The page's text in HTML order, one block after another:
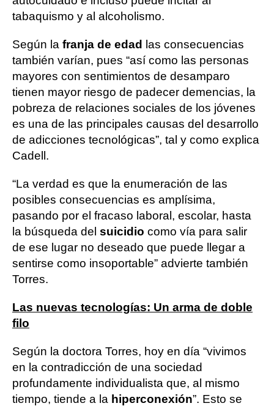
tabaquismo y al alcoholismo.
Según la franja de edad las consecuencias
también varían, pues “así como las personas
mayores con sentimientos de desamparo
tienen mayor riesgo de padecer demencias, la
pobreza de relaciones sociales de los jóvenes
es una de las principales causas del desarrollo
de adicciones tecnológicas”, tal y como explica
Cadell.
“La verdad es que la enumeración de las
posibles consecuencias es amplísima,
pasando por el fracaso laboral, escolar, hasta
la búsqueda del suicidio como vía para salir
de ese lugar no deseado que puede llegar a
sentirse como insoportable” advierte también
Torres.
Las nuevas tecnologías: Un arma de doble
filo
Según la doctora Torres, hoy en día “vivimos
en la contradicción de una sociedad
profundamente individualista que, al mismo
tiempo, tiende a la hiperconexión”. Esto se